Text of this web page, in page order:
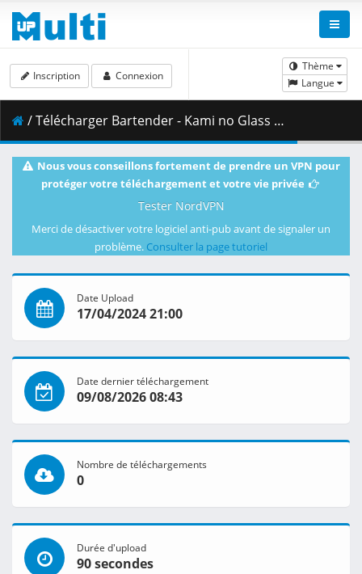
Thème
Langue
Inscription Connexion
/ Télécharger Bartender - Kami no Glass - S01E03 - 720p WEB x264 -NanDesuKa (CR).mkv.002 ( 363.29 MB )
Nous vous conseillons fortement de prendre un VPN pour
protéger votre téléchargement et votre vie privée
Tester NordVPN
Merci de désactiver votre logiciel anti-pub avant de signaler un
problème. Consulter la page tutoriel
Date Upload
17/04/2024 21:00
Date dernier téléchargement
09/08/2026 08:43
Nombre de téléchargements
0
Durée d'upload
90 secondes